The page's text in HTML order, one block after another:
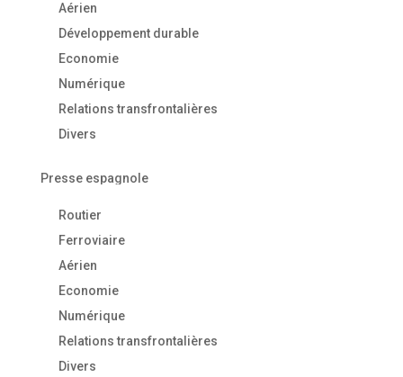
Aérien
Développement durable
Economie
Numérique
Relations transfrontalières
Divers
Presse espagnole
Routier
Ferroviaire
Aérien
Economie
Numérique
Relations transfrontalières
Divers